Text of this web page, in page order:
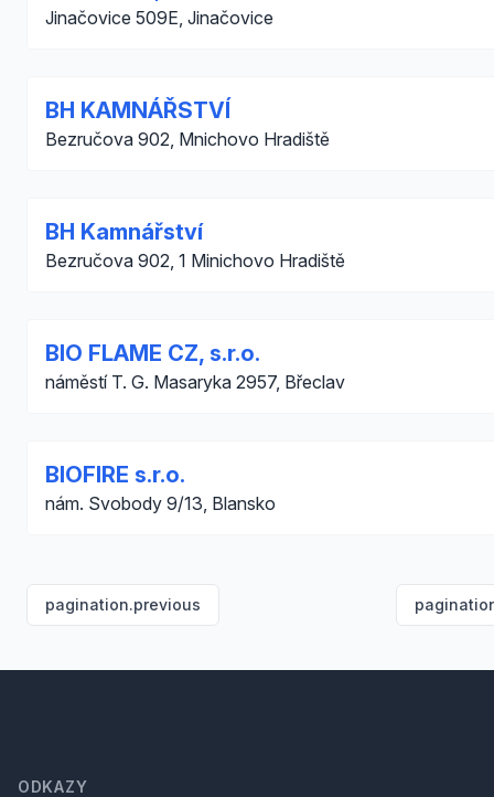
Jinačovice 509E, Jinačovice
BH KAMNÁŘSTVÍ
Bezručova 902, Mnichovo Hradiště
BH Kamnářství
Bezručova 902, 1 Minichovo Hradiště
BIO FLAME CZ, s.r.o.
náměstí T. G. Masaryka 2957, Břeclav
BIOFIRE s.r.o.
nám. Svobody 9/13, Blansko
pagination.previous
ODKAZY